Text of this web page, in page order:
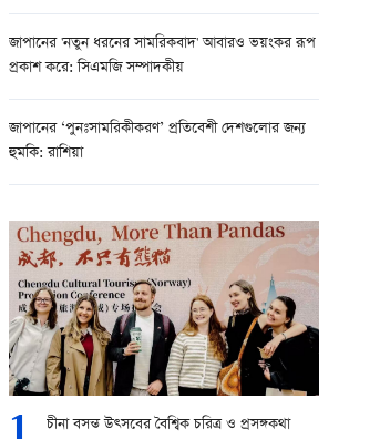
জাপানের 'নতুন ধরনের সামরিকবাদ' আবারও ভয়ংকর রূপ
প্রকাশ করে: সিএমজি সম্পাদকীয়
জাপানের ‘পুনঃসামরিকীকরণ’ প্রতিবেশী দেশগুলোর জন্য
হুমকি: রাশিয়া
চীনা বসন্ত উত্সবের বৈশ্বিক চরিত্র ও প্রসঙ্গকথা